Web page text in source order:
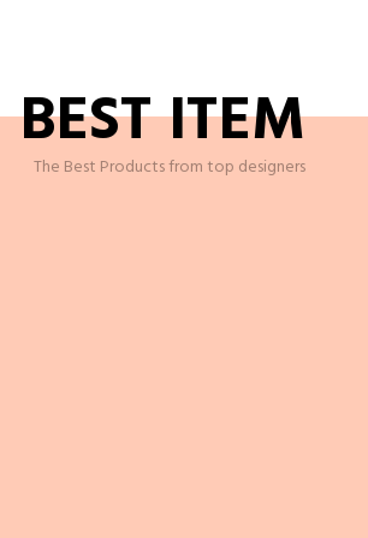
BEST ITEM
The Best Products from top designers